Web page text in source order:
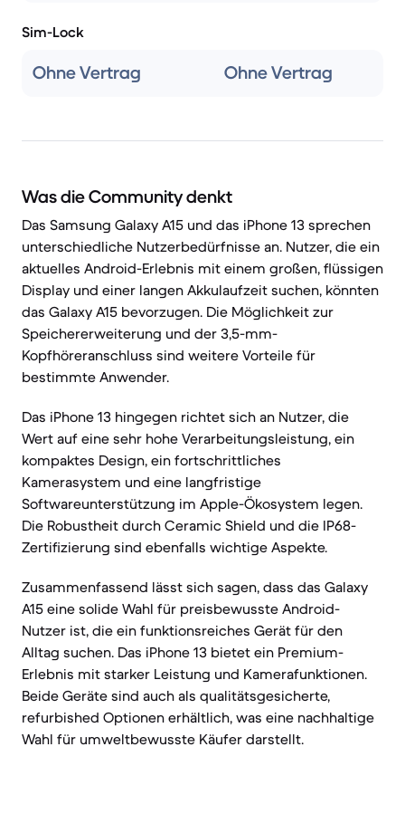
Sim-Lock
Ohne Vertrag Ohne Vertrag
Was die Community denkt
Das Samsung Galaxy A15 und das iPhone 13 sprechen
unterschiedliche Nutzerbedürfnisse an. Nutzer, die ein
aktuelles Android-Erlebnis mit einem großen, flüssigen
Display und einer langen Akkulaufzeit suchen, könnten
das Galaxy A15 bevorzugen. Die Möglichkeit zur
Speichererweiterung und der 3,5-mm-
Kopfhöreranschluss sind weitere Vorteile für
bestimmte Anwender.
Das iPhone 13 hingegen richtet sich an Nutzer, die
Wert auf eine sehr hohe Verarbeitungsleistung, ein
kompaktes Design, ein fortschrittliches
Kamerasystem und eine langfristige
Softwareunterstützung im Apple-Ökosystem legen.
Die Robustheit durch Ceramic Shield und die IP68-
Zertifizierung sind ebenfalls wichtige Aspekte.
Zusammenfassend lässt sich sagen, dass das Galaxy
A15 eine solide Wahl für preisbewusste Android-
Nutzer ist, die ein funktionsreiches Gerät für den
Alltag suchen. Das iPhone 13 bietet ein Premium-
Erlebnis mit starker Leistung und Kamerafunktionen.
Beide Geräte sind auch als qualitätsgesicherte,
refurbished Optionen erhältlich, was eine nachhaltige
Wahl für umweltbewusste Käufer darstellt.